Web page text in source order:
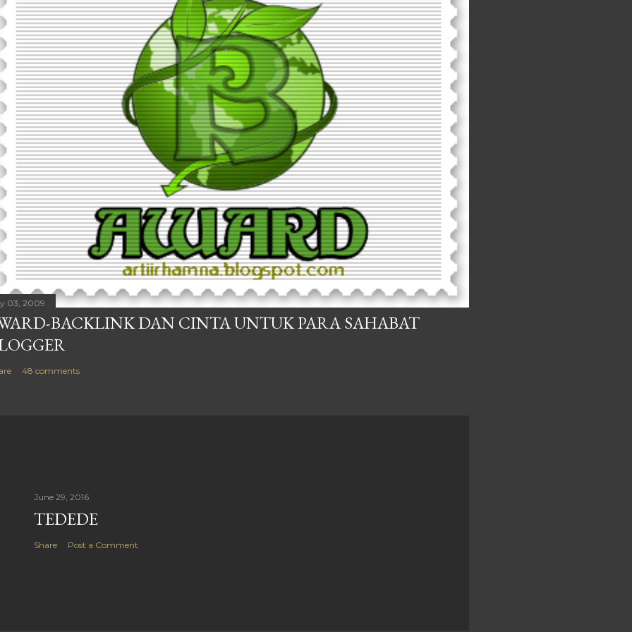
03, 2009
BACKLINK DAN CINTA UNTUK PARA SAHABAT
48 comments
June 29, 2016
TEDEDE
Share Post a Comment